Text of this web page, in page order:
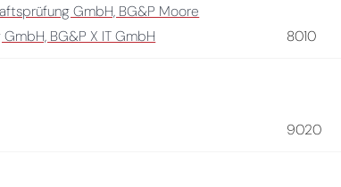
GmbH, BG&P Moore
BG&P X IT GmbH
8010
9020